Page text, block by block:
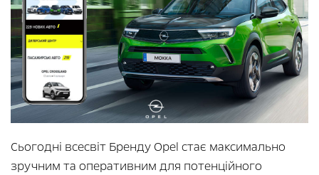
Сьогодні всесвіт Бренду Opel стає максимально
зручним та оперативним для потенційного